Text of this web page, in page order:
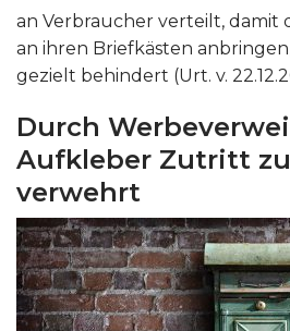
an Verbraucher verteilt, damit
an ihren Briefkästen
gezielt behindert (Urt. v.
Durch
Aufkleber Zutritt
verwehrt